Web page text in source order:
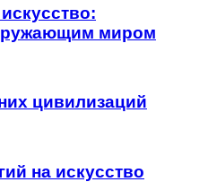
миром
цивилизаций
на искусство